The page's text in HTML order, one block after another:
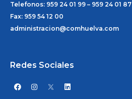
Telefonos: 959 24 01 99 – 959 24 01 87
Fax: 959 54 12 00
administracion@comhuelva.com
Redes Sociales
F
a
I
n
L
i